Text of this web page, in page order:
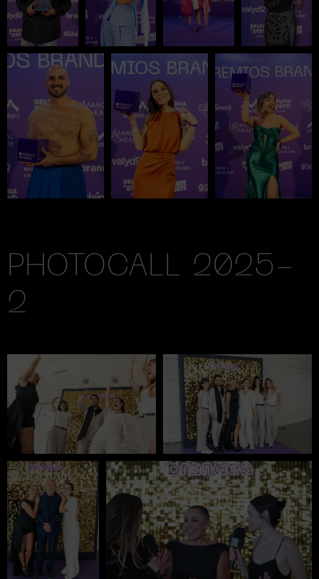
PHOTOCALL 2025-
2